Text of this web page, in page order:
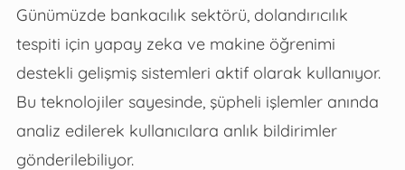
Günümüzde bankacılık sektörü, dolandırıcılık
tespiti için yapay zeka ve makine öğrenimi
destekli gelişmiş sistemleri aktif olarak kullanıyor.
Bu teknolojiler sayesinde, şüpheli işlemler anında
analiz edilerek kullanıcılara anlık bildirimler
gönderilebiliyor.